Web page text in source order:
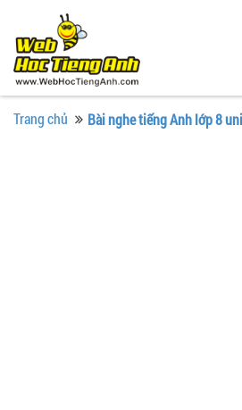
Trang chủ Bài nghe tiếng Anh lớp 8